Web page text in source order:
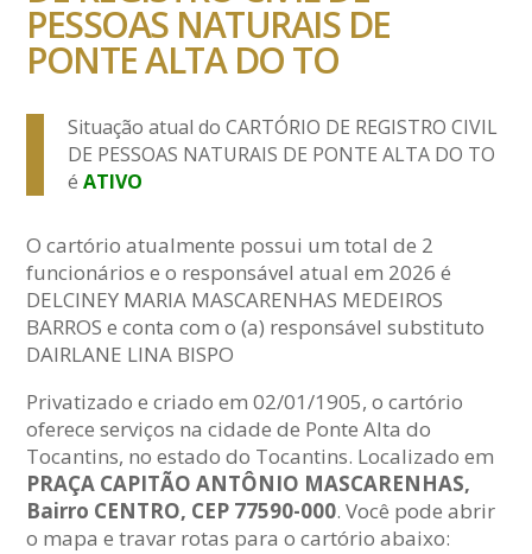
PESSOAS NATURAIS DE
PONTE ALTA DO TO
Situação atual do CARTÓRIO DE REGISTRO CIVIL
DE PESSOAS NATURAIS DE PONTE ALTA DO TO
éATIVO
O cartório atualmente possui um total de 2
funcionários e o responsável atual em 2026 é
DELCINEY MARIA MASCARENHAS MEDEIROS
BARROS e conta com o (a) responsável substituto
DAIRLANE LINA BISPO
Privatizado e criado em 02/01/1905, o cartório
oferece serviços na cidade de Ponte Alta do
Tocantins, no estado do Tocantins. Localizado em
PRAÇA CAPITÃO ANTÔNIO MASCARENHAS,
Bairro CENTRO, CEP 77590-000. Você pode abrir
o mapa e travar rotas para o cartório abaixo: